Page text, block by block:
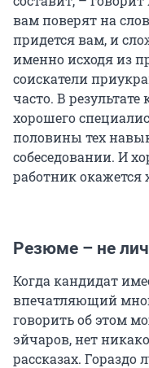
вам поверят на
придется вам, и
именно исходя из
соискатели
часто. В
хорошего
половины тех
собеседовании. И
работник окажется
Резюме – не
Когда кандидат
впечатляющий
говорить об этом
эйчаров, нет
рассказах. Гораздо